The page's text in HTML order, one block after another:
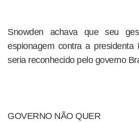
Snowden achava que seu
espionagem contra a presidenta
seria reconhecido pelo governo
GOVERNO NÃO QUER